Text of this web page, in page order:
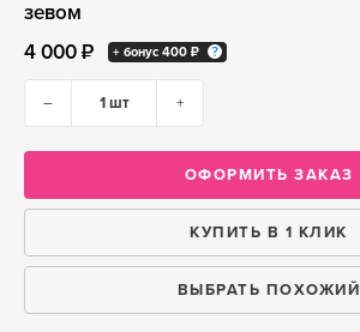
зевом
4 000 ₽
+ бонус 400 ₽
– +
ОФОРМИТЬ ЗАКАЗ
КУПИТЬ В 1 КЛИК
ВЫБРАТЬ ПОХОЖИЙ